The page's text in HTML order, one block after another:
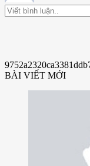
BÀI VIẾT MỚI